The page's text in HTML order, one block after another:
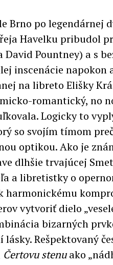
Brno po legendárnej
Havelku pribudol
David Pountney) a s
inscenácie napokon
na libreto Elišky
romantický, no
Logicky to
so svojím tímom
optikou. Ako je
dlhšie trvajúcej
a libretistky o
harmonickému
vytvoriť dielo
bizarných
Rešpektovaný
Čertovu stenuako